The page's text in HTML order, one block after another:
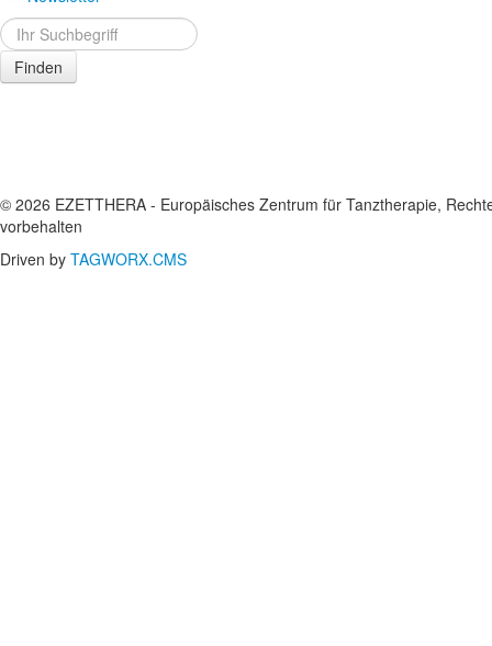
Finden
© 2026 EZETTHERA - Europäisches Zentrum für Tanztherapie,
vorbehalten
Driven by TAGWORX.CMS